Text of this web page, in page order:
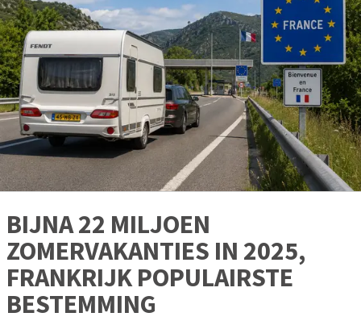
BIJNA 22 MILJOEN
ZOMERVAKANTIES IN 2025,
FRANKRIJK POPULAIRSTE
BESTEMMING